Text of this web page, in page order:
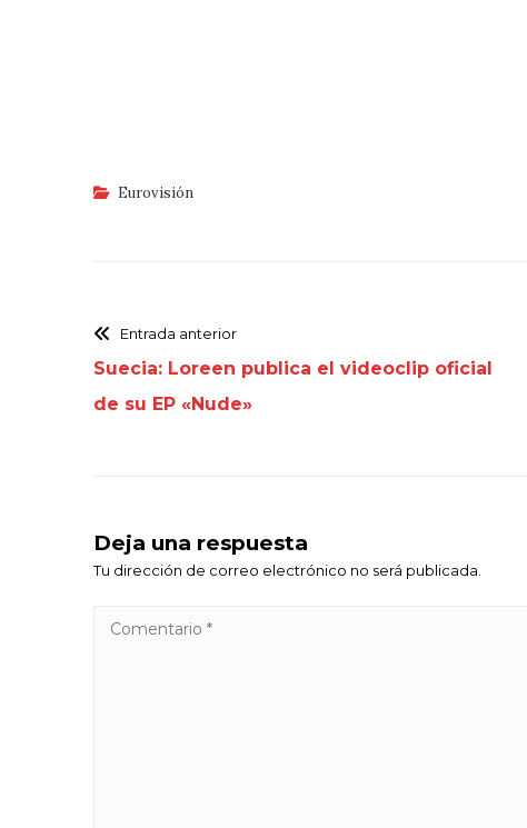
Eurovisión
Entrada anterior
Suecia: Loreen publica el videoclip oficial
de su EP «Nude»
Deja una respuesta
Tu dirección de correo electrónico no será publicada.